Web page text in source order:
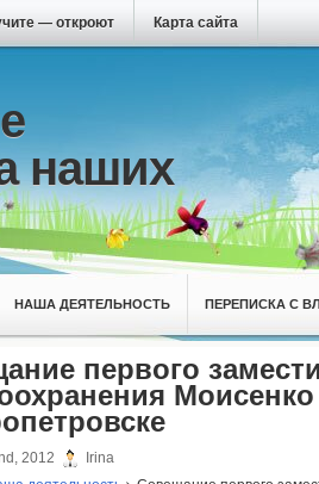
— откроют Карта сайта
наших
НАША ДЕЯТЕЛЬНОСТЬ ПЕРЕПИСКА С
первого
2012 Irina